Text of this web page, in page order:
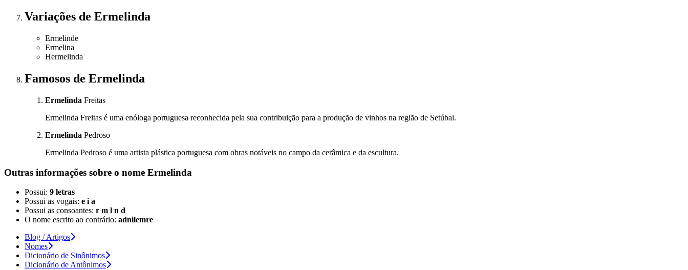
Variações de Ermelinda
Ermelinde
Ermelina
Hermelinda
Famosos de Ermelinda
Ermelinda Freitas
Ermelinda Freitas é uma enóloga portuguesa reconhecida pela sua contribuição para a produção de vinhos na região de Setúbal.
Ermelinda Pedroso
Ermelinda Pedroso é uma artista plástica portuguesa com obras notáveis no campo da cerâmica e da escultura.
Outras informações sobre o nome Ermelinda
Possui: 9 letras
Possui as vogais: e i a
Possui as consoantes: r m l n d
O nome escrito ao contrário: adnilemre
Blog / Artigos
Nomes
Dicionário de Sinônimos
Dicionário de Antônimos